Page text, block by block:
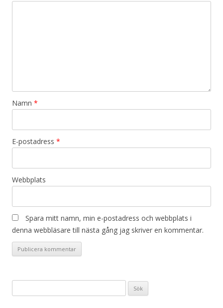
Namn *
E-postadress *
Webbplats
Spara mitt namn, min e-postadress och webbplats i
denna webbläsare till nästa gång jag skriver en kommentar.
efter: